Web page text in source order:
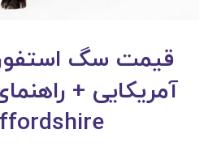
قیمت سگ
آمریکایی +